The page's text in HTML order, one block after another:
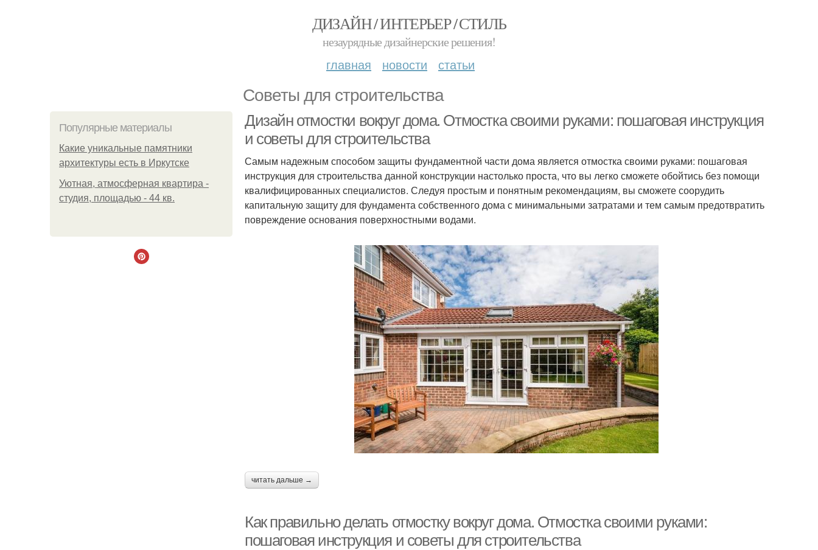
ДИЗАЙН / ИНТЕРЬЕР / СТИЛЬ
незаурядные дизайнерские решения!
главная новости статьи
Советы для строительства
Популярные материалы
Какие уникальные памятники
архитектуры есть в Иркутске
Уютная, атмосферная квартира -
студия, площадью - 44 кв.
Дизайн отмостки вокруг дома. Отмостка своими руками: пошаговая инструкция
и советы для строительства
Самым надежным способом защиты фундаментной части дома является отмостка своими руками: пошаговая
инструкция для строительства данной конструкции настолько проста, что вы легко сможете обойтись без помощи
квалифицированных специалистов. Следуя простым и понятным рекомендациям, вы сможете соорудить
капитальную защиту для фундамента собственного дома с минимальными затратами и тем самым предотвратить
повреждение основания поверхностными водами.
читать дальше →
Как правильно делать отмостку вокруг дома. Отмостка своими руками:
пошаговая инструкция и советы для строительства